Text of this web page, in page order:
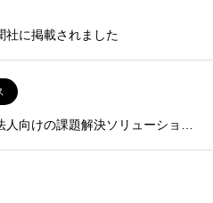
社に掲載されました